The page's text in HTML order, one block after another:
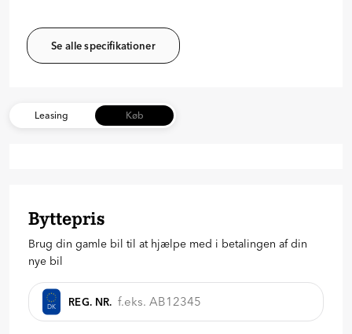
Se alle specifikationer
Leasing Køb
Byttepris
Brug din gamle bil til at hjælpe med i betalingen af din
nye bil
DK REG. NR.